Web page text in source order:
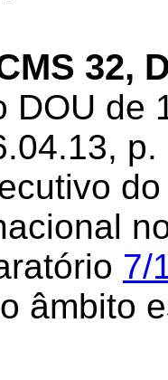
32,
DOU de
7/
âmbito